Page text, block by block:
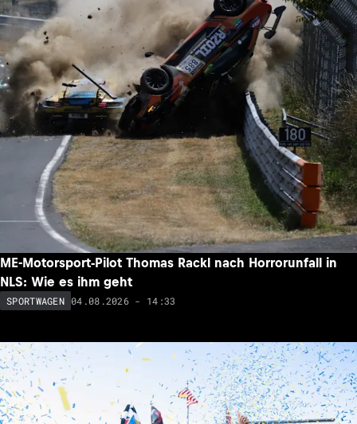
ME-Motorsport-Pilot Thomas Rackl nach Horrorunfall in
NLS: Wie es ihm geht
SPORTWAGEN 04.08.2026 - 14:33